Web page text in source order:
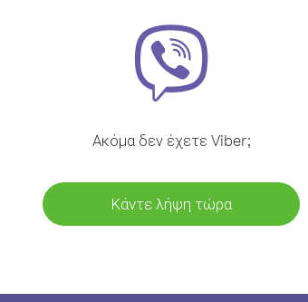
Ακόμα δεν έχετε Viber;
Κάντε λήψη τώρα